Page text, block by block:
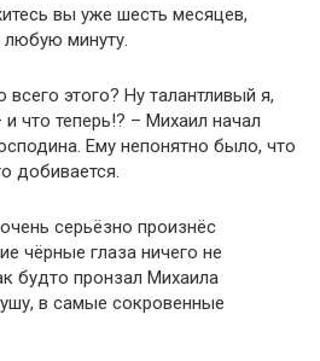
вы уже шесть месяцев,
минуту.
этого? Ну талантливый я,
что теперь!? – Михаил начал
Ему непонятно было, что
добивается.
серьёзно произнёс
чёрные глаза ничего не
будто пронзал Михаила
в самые сокровенные